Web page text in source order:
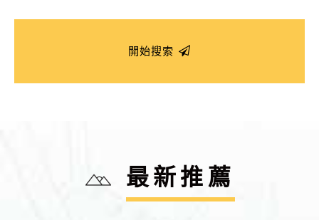
開始搜索
最新推薦